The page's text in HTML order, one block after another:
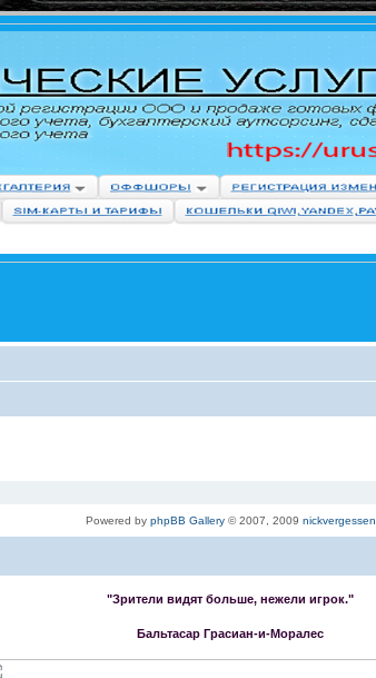
Powered by phpBB Gallery© 2007, 2009 nickvergessen
"Зрители видят больше, нежели игрок."
Бальтасар Грасиан-и-Моралес